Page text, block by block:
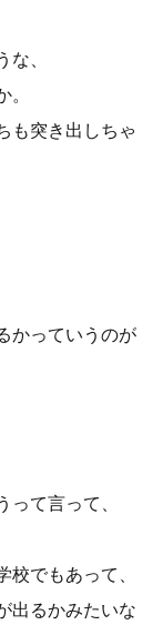
、
も突き出しちゃ
かっていうのが
て言って、
でもあって、
出るかみたいな